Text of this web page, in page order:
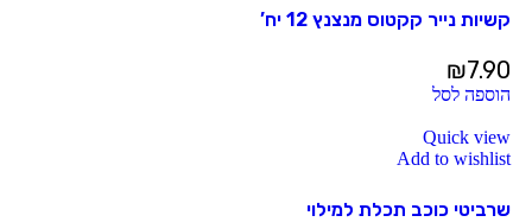
קשיות נייר קקטוס מנצנץ 12 יח’
₪7.90
הוספה לסל
Quick view
Add to wishlist
שרביטי כוכב תכלת למילוי